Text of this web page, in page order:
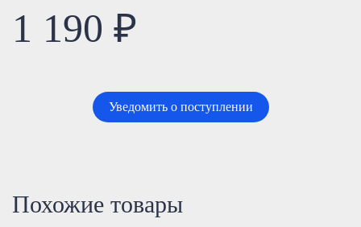
1 190 ₽
Уведомить о поступлении
Похожие товары